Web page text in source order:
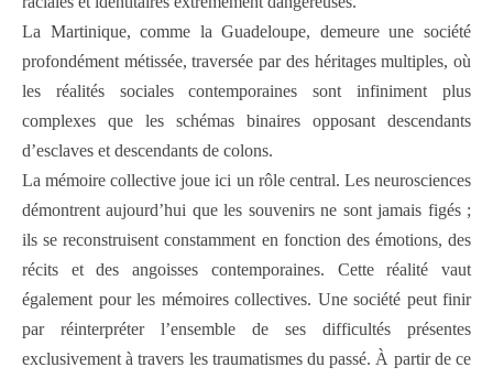
La Martinique, comme la Guadeloupe, demeure une société
profondément métissée, traversée par des héritages multiples, où
les réalités sociales contemporaines sont infiniment plus
complexes que les schémas binaires opposant descendants
d’esclaves et descendants de colons.
La mémoire collective joue ici un rôle central. Les neurosciences
démontrent aujourd’hui que les souvenirs ne sont jamais figés ;
ils se reconstruisent constamment en fonction des émotions, des
récits et des angoisses contemporaines. Cette réalité vaut
également pour les mémoires collectives. Une société peut finir
par réinterpréter l’ensemble de ses difficultés présentes
exclusivement à travers les traumatismes du passé. À partir de ce